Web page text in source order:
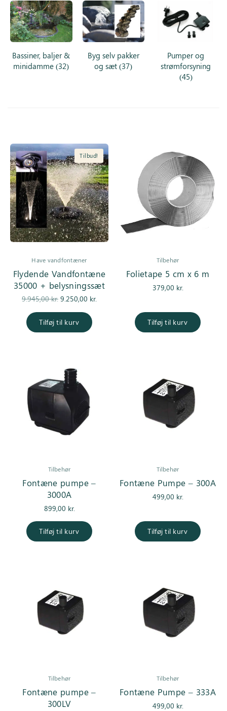
Bassiner, baljer &
minidamme(32)
Byg selv pakker
og sæt(37)
Pumper og
strømforsyning
(45)
Tilbud!
Have vandfontæner
Flydende Vandfontæne
35000 + belysningssæt
9.945,00kr.
Den
pris var:
9.945,00 kr..
9.250,00 kr.
Tilføj til kurv
Tilbehør
Folietape 5 cm x 6 m
379,00 kr.
Tilføj til kurv
Tilbehør
Fontæne pumpe –
3000A
899,00 kr.
Tilføj til kurv
Tilbehør
Fontæne Pumpe – 300A
499,00 kr.
Tilføj til kurv
Tilbehør
Fontæne pumpe –
300LV
Tilbehør
Fontæne Pumpe – 333A
499,00 kr.
Inspiration
Galleri
Kundeservice